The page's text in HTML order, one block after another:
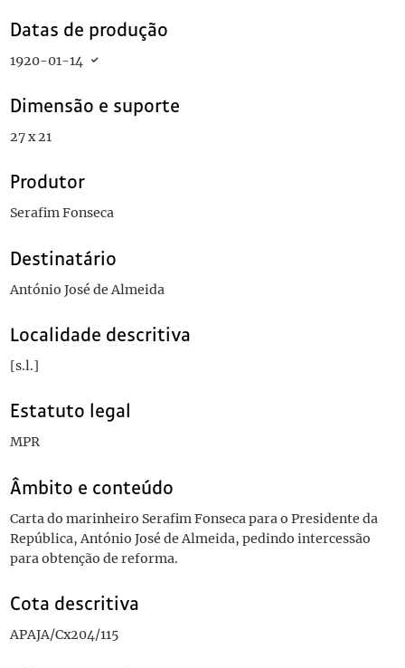
Datas de produção
1920-01-14
Dimensão e suporte
27 x 21
Produtor
Serafim Fonseca
Destinatário
António José de Almeida
Localidade descritiva
[s.l.]
Estatuto legal
MPR
Âmbito e conteúdo
Carta do marinheiro Serafim Fonseca para o Presidente da
República, António José de Almeida, pedindo intercessão
para obtenção de reforma.
Cota descritiva
APAJA/Cx204/115